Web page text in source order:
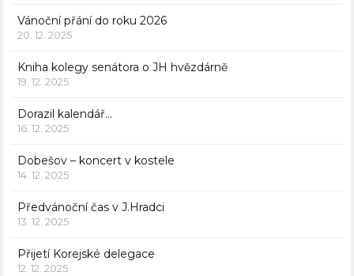
Vánoční přání do roku 2026
20. 12. 2025
Kniha kolegy senátora o JH hvězdárně
19. 12. 2025
Dorazil kalendář…
16. 12. 2025
Dobešov – koncert v kostele
14. 12. 2025
Předvánoční čas v J.Hradci
13. 12. 2025
Přijetí Korejské delegace
12. 12. 2025